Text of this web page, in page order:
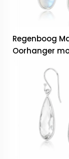
Regenboog
Oorhanger